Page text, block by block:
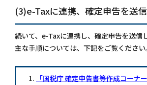
(3)e-Taxに連携、確定申告を送信
続いて、e-Taxに連携し、確定申告を送信
主な手順については、下記をご覧ください
「国税庁 確定申告書等作成コーナー